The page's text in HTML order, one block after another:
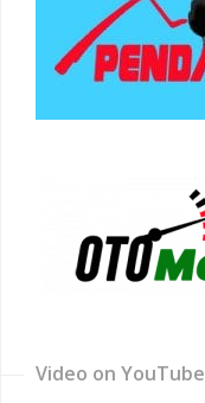
Video on YouTube